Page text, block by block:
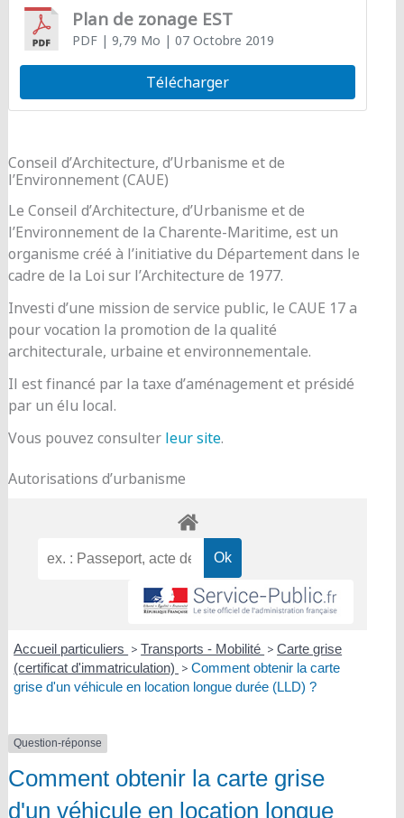
Plan de zonage EST
PDF| 9,79 Mo | 07 Octobre 2019
Télécharger
Conseil d’Architecture, d’Urbanisme et de
l’Environnement (CAUE)
Le Conseil d’Architecture, d’Urbanisme et de
l’Environnement de la Charente-Maritime, est un
organisme créé à l’initiative du Département dans le
cadre de la Loi sur l’Architecture de 1977.
Investi d’une mission de service public, le CAUE 17 a
pour vocation la promotion de la qualité
architecturale, urbaine et environnementale.
Il est financé par la taxe d’aménagement et présidé
par un élu local.
Vous pouvez consulter leur site.
Autorisations d’urbanisme
Accueil particuliers > Transports - Mobilité > Carte grise
(certificat d'immatriculation) > Comment obtenir la carte
grise d'un véhicule en location longue durée (LLD) ?
Question-réponse
Comment obtenir la carte grise
d'un véhicule en location longue